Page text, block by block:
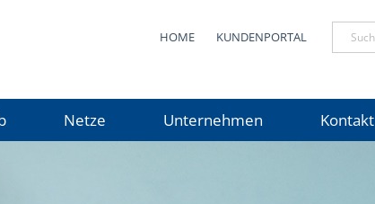
HOME KUNDENPORTAL
Netze Unternehmen Kontakt